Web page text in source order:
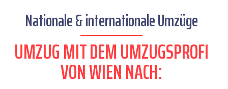
Nationale & internationale Umzüge
UMZUG MIT DEM UMZUGSPROFI
VON WIEN NACH: